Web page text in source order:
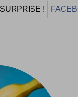
SURPRISE !